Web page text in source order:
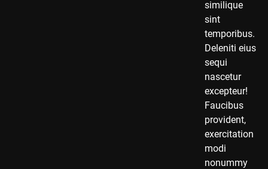
similique
sint
temporibus.
Deleniti eius
sequi
nascetur
excepteur!
Faucibus
provident,
exercitation
modi
nonummy